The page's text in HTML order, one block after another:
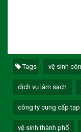
Tags vệ sinh
dịch vụ làm sạch
công ty cung cấp tạp
vệ sinh thành phố